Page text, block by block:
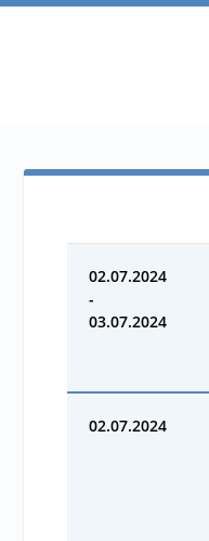
02.07.2024
-
03.07.2024
02.07.2024